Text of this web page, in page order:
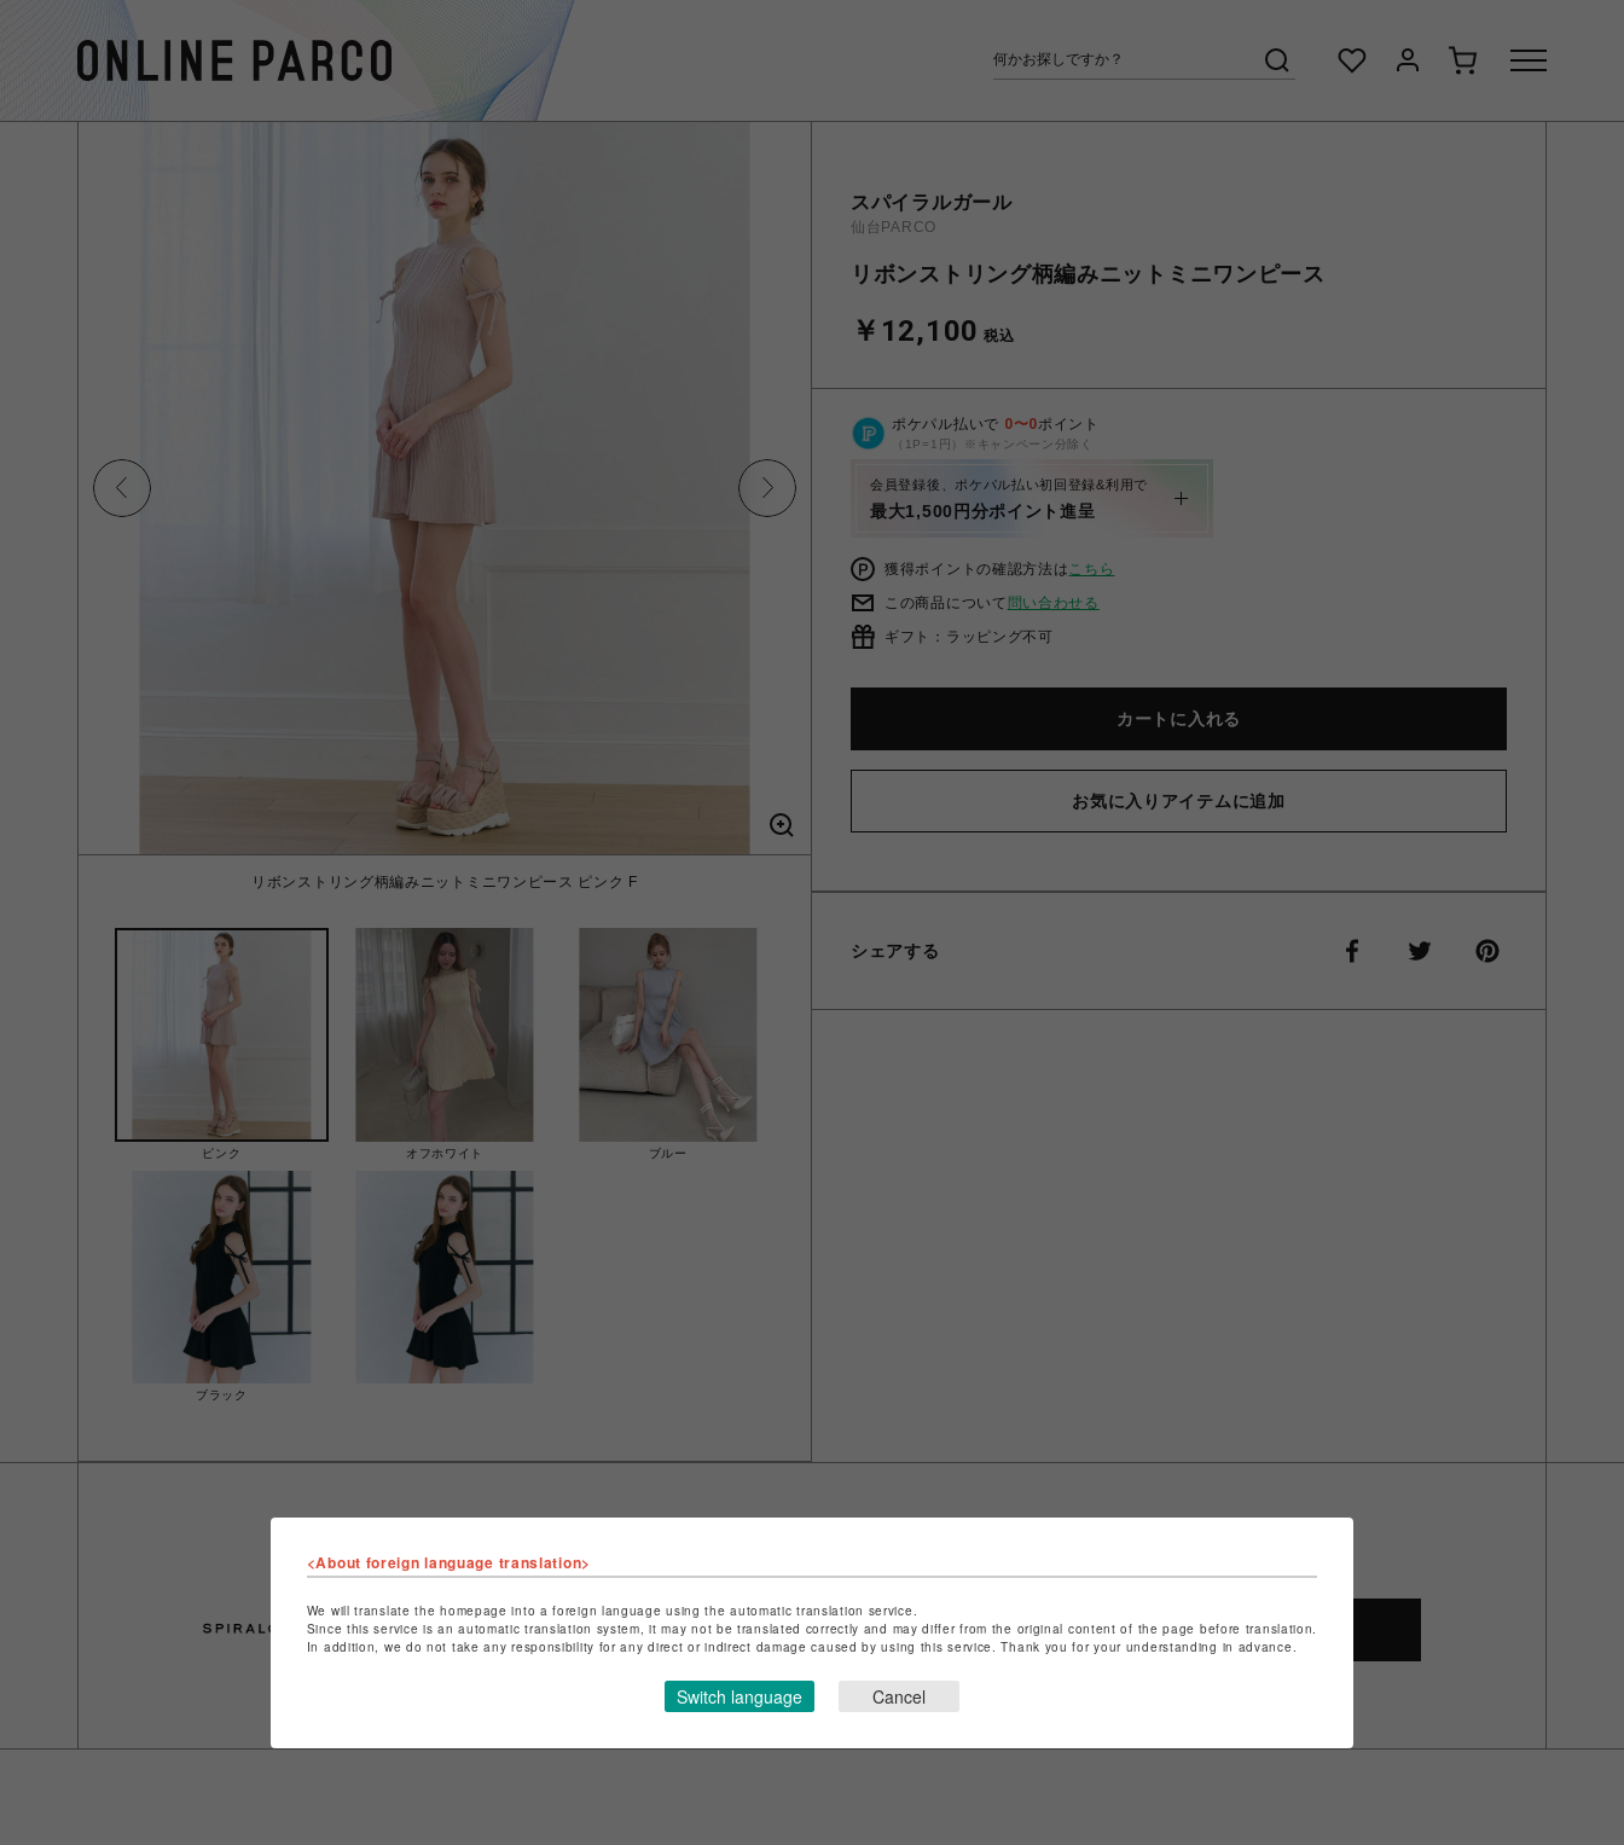
リボンストリング柄編みニットミニワンピース ピンク F
ピンク オフホワイト ブルー
ブラック
スパイラルガール
仙台PARCO
リボンストリング柄編みニットミニワンピース
￥12,100 税込
ポケパル払いで 0〜0ポイント
（1P=1円）※キャンペーン分除く
会員登録後、ポケパル払い初回登録&利用で
最大1,500円分ポイント進呈
獲得ポイントの確認方法はこちら
この商品について 問い合わせる
ギフト：ラッピング不可
カートに入れる
お気に入りアイテムに追加
シェアする
ショップ名
スパイラルガール
店舗名
仙台PARCO
特定商取引法など法令に基づく表記はこちら
ショップお問い合わせはこちら
SHOP TOP
<About foreign language translation>
We will translate the homepage into a foreign language using the automatic translation service.
Since this service is an automatic translation system, it may not be translated correctly and may differ from the original content of the page before translation.
In addition, we do not take any responsibility for any direct or indirect damage caused by using this service. Thank you for your understanding in advance.
Switch language Cancel